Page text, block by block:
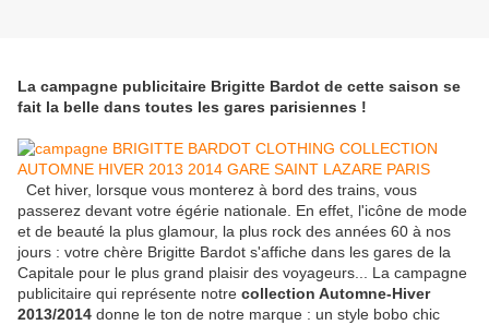
La campagne publicitaire Brigitte Bardot de cette saison se
fait la belle dans toutes les gares parisiennes !
Cet hiver, lorsque vous monterez à bord des trains, vous
passerez devant votre égérie nationale. En effet, l'icône de mode
et de beauté la plus glamour, la plus rock des années 60 à nos
jours : votre chère Brigitte Bardot s'affiche dans les gares de la
Capitale pour le plus grand plaisir des voyageurs... La campagne
publicitaire qui représente notre collection Automne-Hiver
2013/2014 donne le ton de notre marque : un style bobo chic